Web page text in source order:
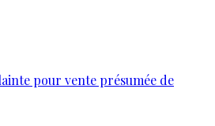
pour vente présumée de